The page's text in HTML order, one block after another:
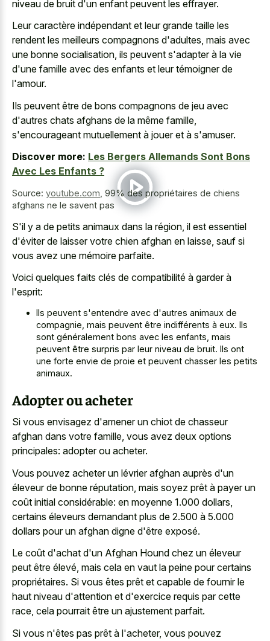
niveau de bruit d'un enfant peuvent les effrayer.
Leur caractère indépendant et leur grande taille les
rendent les meilleurs compagnons d'adultes, mais avec
une bonne socialisation, ils peuvent s'adapter à la vie
d'une famille avec des enfants et leur témoigner de
l'amour.
Ils peuvent être de bons compagnons de jeu avec
d'autres chats afghans de la même famille,
s'encourageant mutuellement à jouer et à s'amuser.
Discover more: Les Bergers Allemands Sont Bons
Avec Les Enfants ?
Source: youtube.com, 99% des propriétaires de chiens
afghans ne le savent pas
S'il y a de petits animaux dans la région, il est essentiel
d'éviter de laisser votre chien afghan en laisse, sauf si
vous avez une mémoire parfaite.
Voici quelques faits clés de compatibilité à garder à
l'esprit:
Ils peuvent s'entendre avec d'autres animaux de
compagnie, mais peuvent être indifférents à eux. Ils
sont généralement bons avec les enfants, mais
peuvent être surpris par leur niveau de bruit. Ils ont
une forte envie de proie et peuvent chasser les petits
animaux.
Adopter ou acheter
Si vous envisagez d'amener un chiot de chasseur
afghan dans votre famille, vous avez deux options
principales: adopter ou acheter.
Vous pouvez acheter un lévrier afghan auprès d'un
éleveur de bonne réputation, mais soyez prêt à payer un
coût initial considérable: en moyenne 1.000 dollars,
certains éleveurs demandant plus de 2.500 à 5.000
dollars pour un afghan digne d'être exposé.
Le coût d'achat d'un Afghan Hound chez un éleveur
peut être élevé, mais cela en vaut la peine pour certains
propriétaires. Si vous êtes prêt et capable de fournir le
haut niveau d'attention et d'exercice requis par cette
race, cela pourrait être un ajustement parfait.
Si vous n'êtes pas prêt à l'acheter, vous pouvez